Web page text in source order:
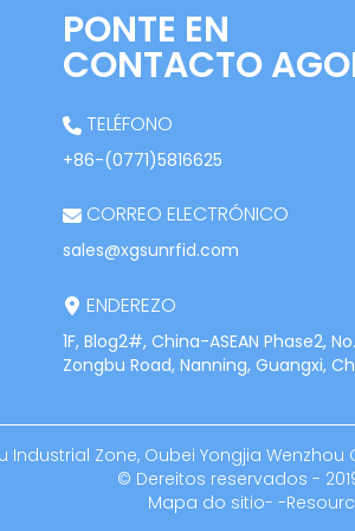
PONTE EN
CONTACTO
TELÉFONO
+86-(0771)5816625
CORREO ELECTRÓNICO
sales@xgsunrfid.com
ENDEREZO
1F, Blog2#, China-ASEAN Phase2,
Zongbu Road, Nanning, Guangxi,
Industrial Zone, Oubei Yongjia Wenzhou
© Dereitos reservados -
Mapa do sitio- -